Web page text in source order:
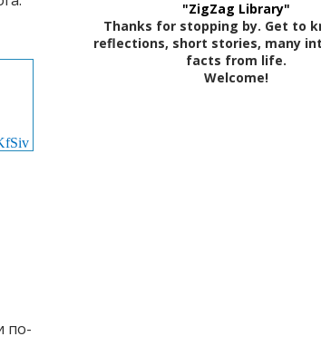
по-
"ZigZag Library"
Thanks for stopping by. Get to
reflections, short stories, many
facts from life.
Welcome!